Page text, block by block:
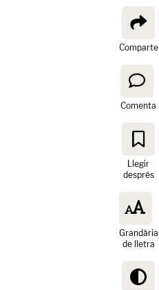
Comparte
Comenta
Llegir
després
Grandària
de lletra